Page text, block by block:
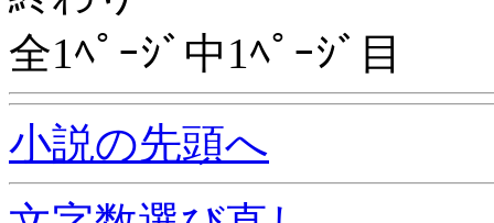
全1ﾍﾟｰｼﾞ中1ﾍﾟｰｼﾞ目
小説の先頭へ